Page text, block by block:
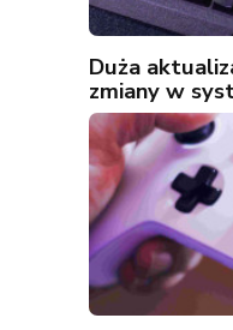
Duża
zmiany w